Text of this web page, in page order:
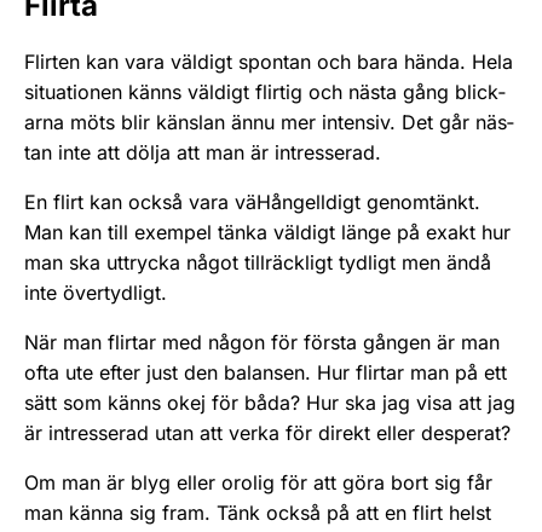
Flirten kan vara väldigt spontan och bara hända. Hela
situationen känns väldigt flirtig och nästa gång blick­
arna möts blir känslan ännu mer intensiv. Det går näs­
tan inte att dölja att man är intresserad.
En flirt kan också vara väHångelldigt genomtänkt.
Man kan till exempel tänka väldigt länge på exakt hur
man ska uttrycka något tillräckligt tydligt men ändå
inte övertydligt.
När man flirtar med någon för första gången är man
ofta ute efter just den balansen. Hur flirtar man på ett
sätt som känns okej för båda? Hur ska jag visa att jag
är intres­serad utan att verka för direkt eller desperat?
Om man är blyg eller orolig för att göra bort sig får
man känna sig fram. Tänk också på att en flirt helst